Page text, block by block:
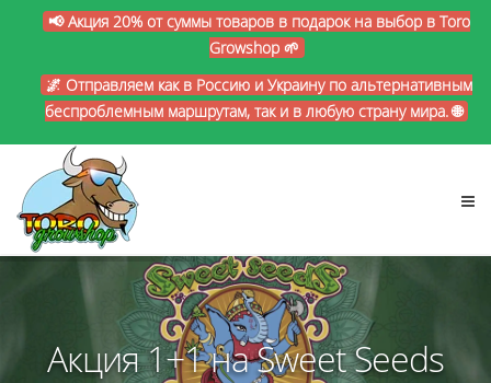
📢 Акция 20% от суммы товаров в подарок на выбор в Toro
Growshop 🌱
🌌 Отправляем как в Россию и Украину по альтернативным
беспроблемным маршрутам, так и в любую страну мира. 🌐
Акция 1+1 на Sweet Seeds